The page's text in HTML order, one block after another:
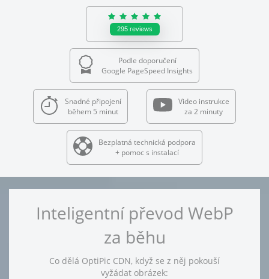
295 reviews
Podle doporučení
Google PageSpeed Insights
Snadné připojení
během 5 minut
Video instrukce
za 2 minuty
Bezplatná technická podpora
+ pomoc s instalací
Inteligentní převod WebP
za běhu
Co dělá OptiPic CDN, když se z něj pokouší
vyžádat obrázek: